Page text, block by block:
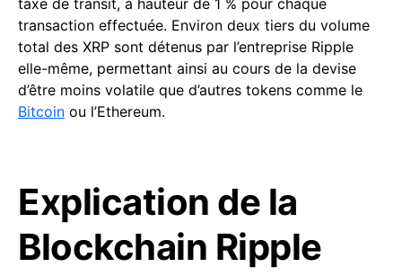
taxe de transit, à hauteur de 1 % pour chaque
transaction effectuée. Environ deux tiers du volume
total des XRP sont détenus par l’entreprise Ripple
elle-même, permettant ainsi au cours de la devise
d’être moins volatile que d’autres tokens comme le
Bitcoin ou l’Ethereum.
Explication de la
Blockchain Ripple